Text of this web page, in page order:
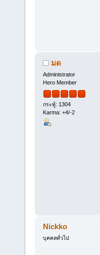
มด
Administrator
Hero Member
กระทู้: 1304
Karma: +4/-2
Nickko
บุคคลทั่วไป